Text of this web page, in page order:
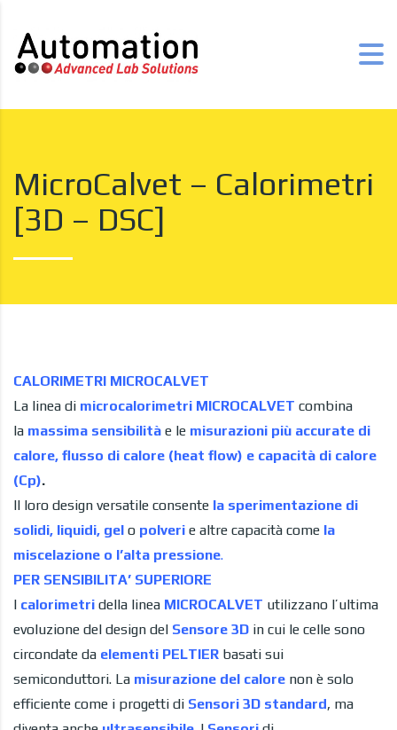
MicroCalvet – Calorimetri
[3D – DSC]
CALORIMETRI MICROCALVET
La linea di microcalorimetri MICROCALVET combina
la massima sensibilità e le misurazioni più accurate di
calore, flusso di calore (heat flow) e capacità di calore
(Cp).
Il loro design versatile consente la sperimentazione di
solidi, liquidi, gel o polveri e altre capacità come la
miscelazione o l’alta pressione.
PER SENSIBILITA’ SUPERIORE
I calorimetri della linea MICROCALVET utilizzano l’ultima
evoluzione del design del Sensore 3D in cui le celle sono
circondate da elementi PELTIER basati sui
semiconduttori. La misurazione del calore non è solo
efficiente come i progetti di Sensori 3D standard, ma